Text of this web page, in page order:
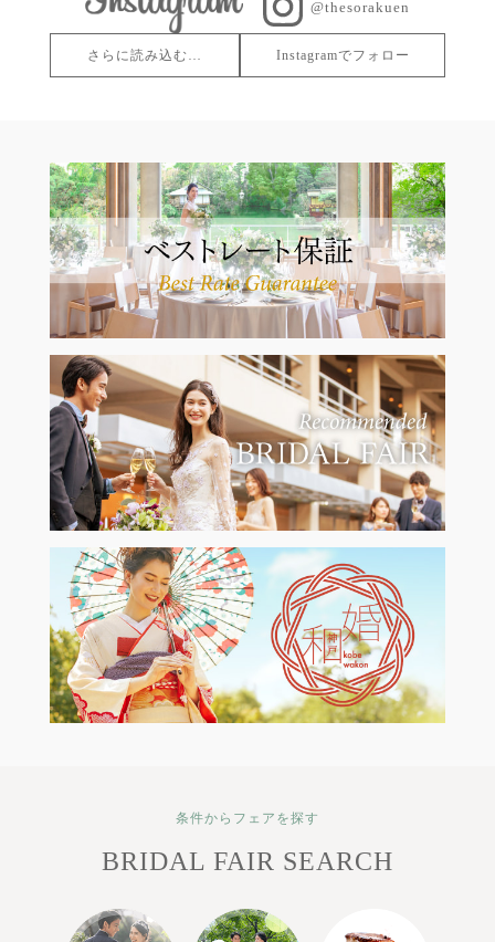
@thesorakuen
さらに読み込む… Instagramでフォロー
条件からフェアを探す
BRIDAL FAIR SEARCH